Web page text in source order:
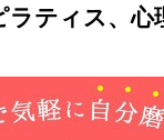
ラティス、